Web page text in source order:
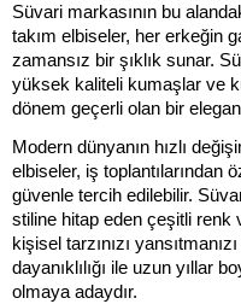
Süvari markasının bu
takım elbiseler, her erkeğin
zamansız bir şıklık sunar.
yüksek kaliteli kumaşlar ve
dönem geçerli olan bir
Modern dünyanın hızlı
elbiseler, iş toplantılarından
güvenle tercih edilebilir.
stiline hitap eden çeşitli renk
kişisel tarzınızı
dayanıklılığı ile uzun yıllar
olmaya adaydır.